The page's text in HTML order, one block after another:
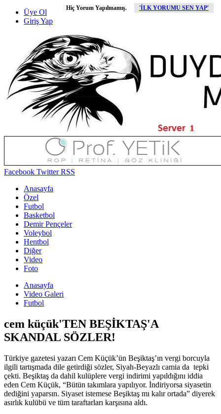
Üye Ol
Giriş Yap
Facebook TwitterRSS
Anasayfa
Özel
Futbol
Basketbol
Demir Pençeler
Voleybol
Hentbol
Diğer
Video
Foto
Anasayfa
Video Galeri
Futbol
cem küçük'TEN BEŞİKTAŞ'A
SKANDAL SÖZLER!
Türkiye gazetesi yazarı Cem Küçük’ün Beşiktaş’ın vergi borcuyla
ilgili tartışmada dile getirdiği sözler, Siyah-Beyazlı camia da tepki
çekti. Beşiktaş da dahil kulüplere vergi indirimi yapıldığını iddia
eden Cem Küçük, “Bütün takımlara yapılıyor. İndiriyorsa siyasetin
dediğini yaparsın. Siyaset istemese Beşiktaş mı kalır ortada” diyerek
asırlık kulübü ve tüm taraftarları karşısına aldı.
Hiç Yorum Yapılmamış. 'İLK YORUMU SEN YAP'